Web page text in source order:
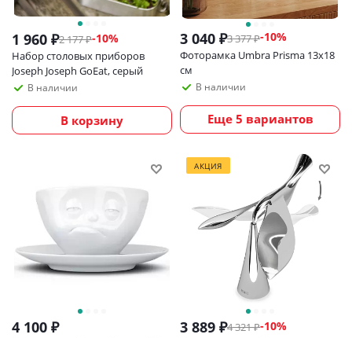
1 960 ₽2 177₽-10%
Набор столовых приборов
Joseph Joseph GoEat, серый
В наличии
В корзину
3 040 ₽3 377₽-10%
Фоторамка Umbra Prisma 13х18
см
В наличии
Еще 5 вариантов
4 100 ₽
АКЦИЯ
3 889 ₽4 321₽-10%